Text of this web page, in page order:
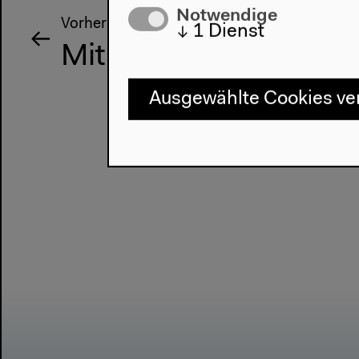
Vorherige Veranstaltung
Mit Farocki denken 2
Notwendige
↓ 1 Dienst
Ausgewählte Cookies